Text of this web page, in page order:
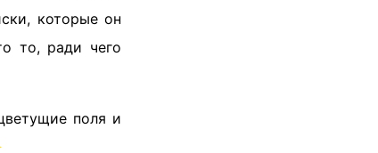
которые он
то, ради чего
поля и